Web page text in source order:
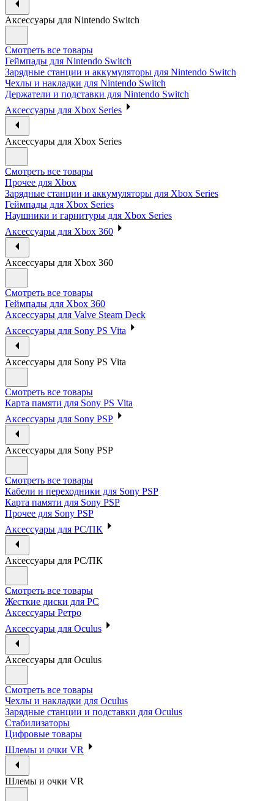
Аксессуары для Nintendo Switch
Смотреть все товары
Геймпады для Nintendo Switch
Зарядные станции и аккумуляторы для Nintendo Switch
Чехлы и накладки для Nintendo Switch
Держатели и подставки для Nintendo Switch
Аксессуары для Xbox Series
Аксессуары для Xbox Series
Смотреть все товары
Прочее для Xbox
Зарядные станции и аккумуляторы для Xbox Series
Геймпады для Xbox Series
Наушники и гарнитуры для Xbox Series
Аксессуары для Xbox 360
Аксессуары для Xbox 360
Смотреть все товары
Геймпады для Xbox 360
Аксессуары для Valve Steam Deck
Аксессуары для Sony PS Vita
Аксессуары для Sony PS Vita
Смотреть все товары
Карта памяти для Sony PS Vita
Аксессуары для Sony PSP
Аксессуары для Sony PSP
Смотреть все товары
Кабели и переходники для Sony PSP
Карта памяти для Sony PSP
Прочее для Sony PSP
Аксессуары для PC/ПК
Аксессуары для PC/ПК
Смотреть все товары
Жесткие диски для PC
Аксессуары Ретро
Аксессуары для Oculus
Аксессуары для Oculus
Смотреть все товары
Чехлы и накладки для Oculus
Зарядные станции и подставки для Oculus
Стабилизаторы
Цифровые товары
Шлемы и очки VR
Шлемы и очки VR